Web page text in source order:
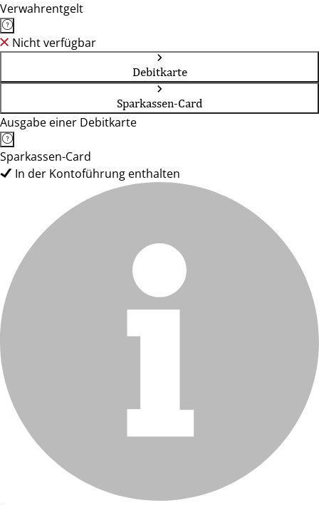
Verwahrentgelt
Nicht verfügbar
Debitkarte
Sparkassen-Card
Ausgabe einer Debitkarte
Sparkassen-Card
In der Kontoführung enthalten